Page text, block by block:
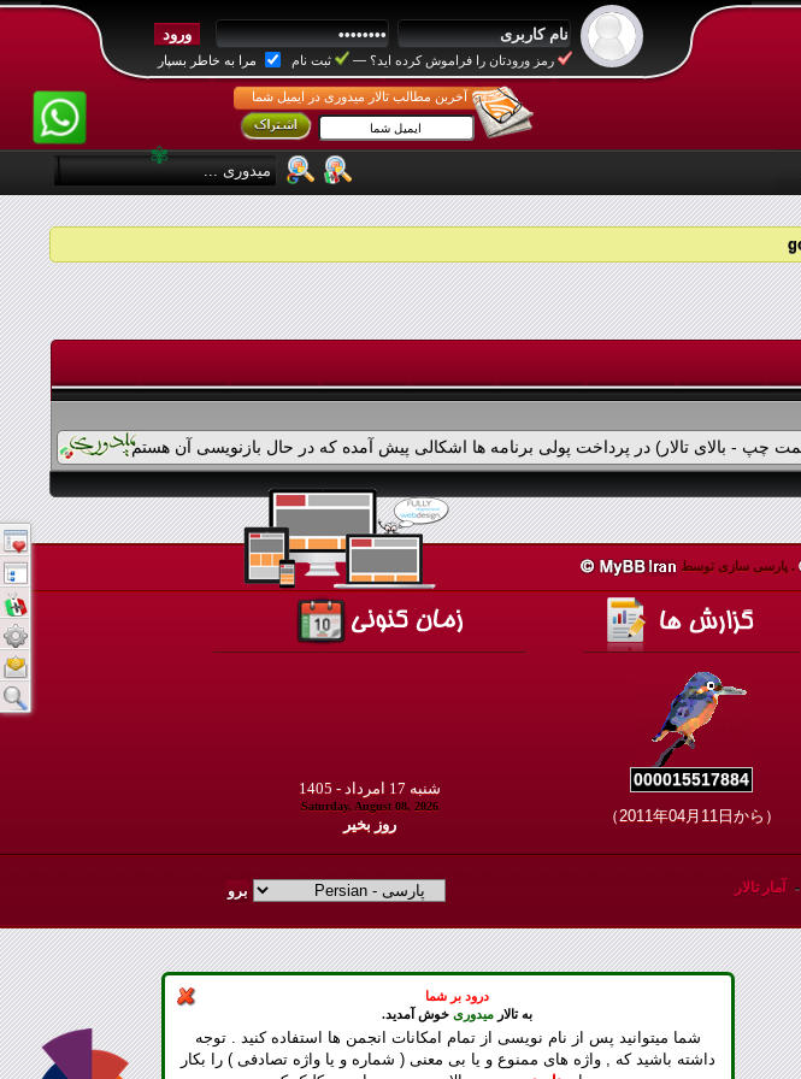
رمز ورودتان را فراموش کرده اید؟ — ثبت نام مرا به خاطر بسپار
درود بر شما
به تالار میدوریخوش آمدید.
شما میتوانید پس از نام نویسی از تمام امکانات انجمن ها استفاده کنید . توجه
داشته باشید که , واژه های ممنوع و یا بی معنی ( شماره و یا واژه تصادفی ) را بکار
آخرین مطالب تالار میدوری در ایمیل شما
.پارسی سازی توسط
شنبه امرداد - 1405
Saturday, August 08, 2026
روز بخير
000015517884
（2011年04月11日から）
- آمار تالار
✾